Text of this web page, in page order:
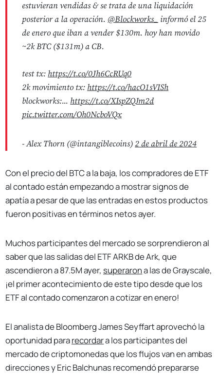
estuvieran vendidas & se trata de una liquidación
posterior a la operación. @Blockworks_ informó el 25
de enero que iban a vender $130m. hoy han movido
~2k BTC ($131m) a CB.
test tx: https://t.co/0Jh6CcRUq0
2k movimiento tx: https://t.co/hacO1sVISh
blockworks:... https://t.co/XIspZQJm2d
pic.twitter.com/Oh0NcboVQx
- Alex Thorn (@intangiblecoins)2 de abril de 2024
Con el precio del BTC a la baja, los compradores de ETF
al contado están empezando a mostrar signos de
apatía a pesar de que las entradas en estos productos
fueron positivas en términos netos ayer.
Muchos participantes del mercado se sorprendieron al
saber que las salidas del ETF ARKB de Ark, que
ascendieron a 87.5M ayer, superarona las de Grayscale,
¡el primer acontecimiento de este tipo desde que los
ETF al contado comenzaron a cotizar en enero!
El analista de Bloomberg James Seyffart aprovechó la
oportunidad pararecordara los participantes del
mercado de criptomonedas que los flujos van en ambas
direcciones y Eric Balchunas recomendó prepararse